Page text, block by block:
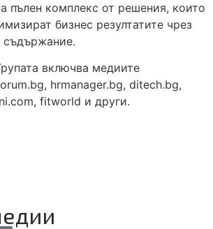
пълен комплекс от решения, които
бизнес резултатите чрез
включва медиите
hrmanager.bg, ditech.bg,
fitworld и други.